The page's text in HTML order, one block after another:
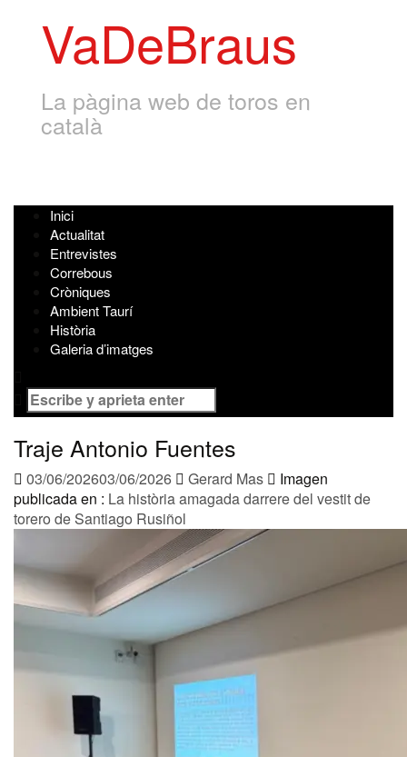
VaDeBraus
La pàgina web de toros en
català
Inici
Actualitat
Entrevistes
Correbous
Cròniques
Ambient Taurí
Història
Galeria d’imatges
Buscar
por:
Traje Antonio Fuentes
03/06/202603/06/2026 Gerard Mas
Imagen
publicada en : La història amagada darrere del vestit de
torero de Santiago Rusiñol